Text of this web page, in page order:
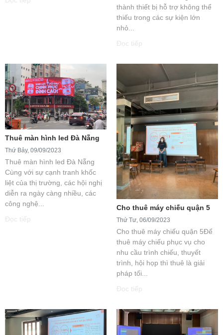
thành thiết bị hỗ trợ không thể
thiếu trong các sự kiện lớn
nhỏ...
Đọc tiếp
Thuê màn hình led Đà Nẵng
Thứ Bảy, 09/09/2023
Thuê màn hình led Đà Nẵng
Cùng với sự cạnh tranh khốc
liệt của thị trường, các hội nghị
diễn ra ngày càng nhiều, các
công nghệ...
Đọc tiếp
Cho thuê máy chiếu quận 5
Thứ Tư, 06/09/2023
Cho thuê máy chiếu quận 5Để
thuê máy chiếu phục vụ cho
nhu cầu trình chiếu, thuyết
trình, hội họp thì thuê là giải
pháp tối...
Đọc tiếp